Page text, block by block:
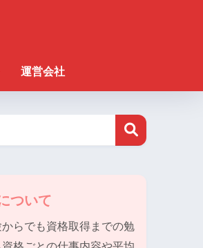
運営会社
ついて
らでも資格取得までの勉